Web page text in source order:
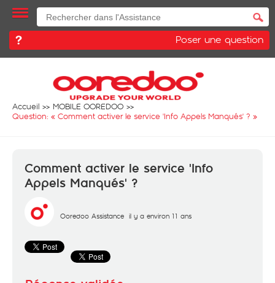
Poser une question
Accueil
MOBILE OOREDOO
Question: « Comment activer le service 'Info Appels Manqués' ? »
Comment activer le service 'Info
Appels Manqués' ?
Ooredoo Assistance il y a environ 11 ans